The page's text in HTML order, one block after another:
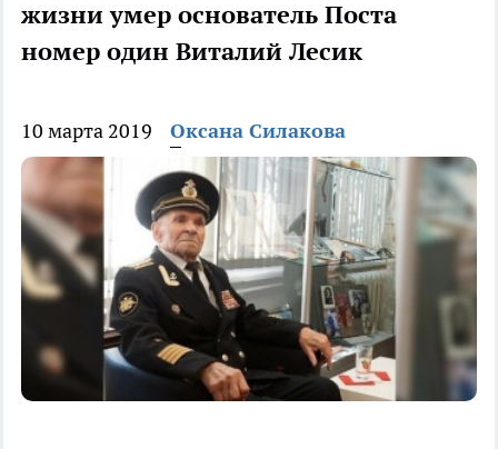
жизни умер основатель Поста
номер один Виталий Лесик
10 марта 2019 Оксана Силакова